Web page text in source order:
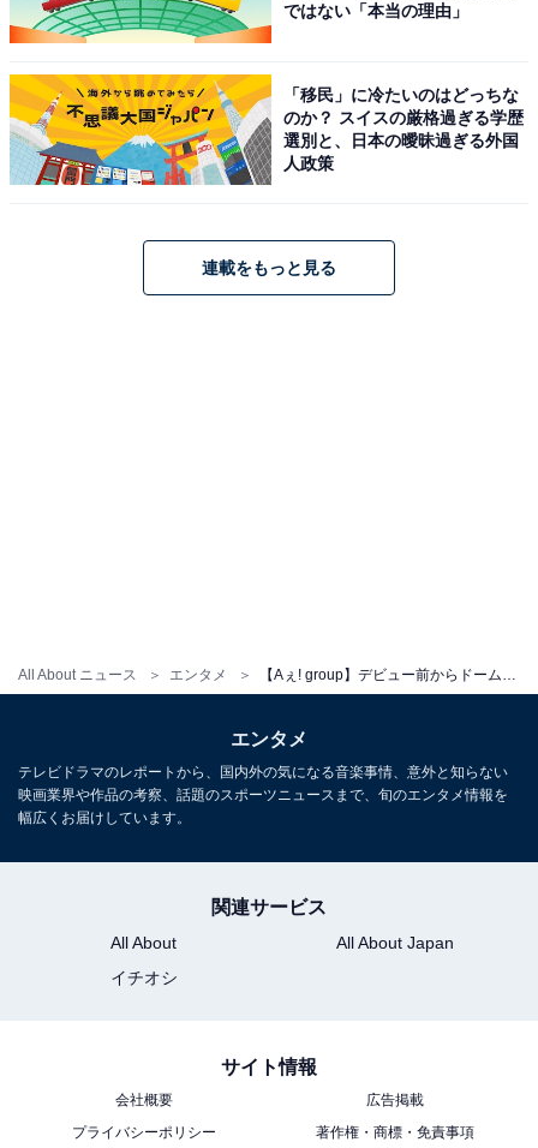
All About ニュース エンタメ
View this post on Instagram
ではない「本当の理由」
「移民」に冷たいのはどっちな
のか？ スイスの厳格過ぎる学歴
選別と、日本の曖昧過ぎる外国
人政策
連載をもっと見る
エンタメ
テレビドラマのレポートから、国内外の気になる音楽事情、意外と知らない
映画業界や作品の考察、話題のスポーツニュースまで、旬のエンタメ情報を
幅広くお届けしています。
関連サービス
All About
All About Japan
イチオシ
サイト情報
会社概要
広告掲載
プライバシーポリシー
著作権・商標・免責事項